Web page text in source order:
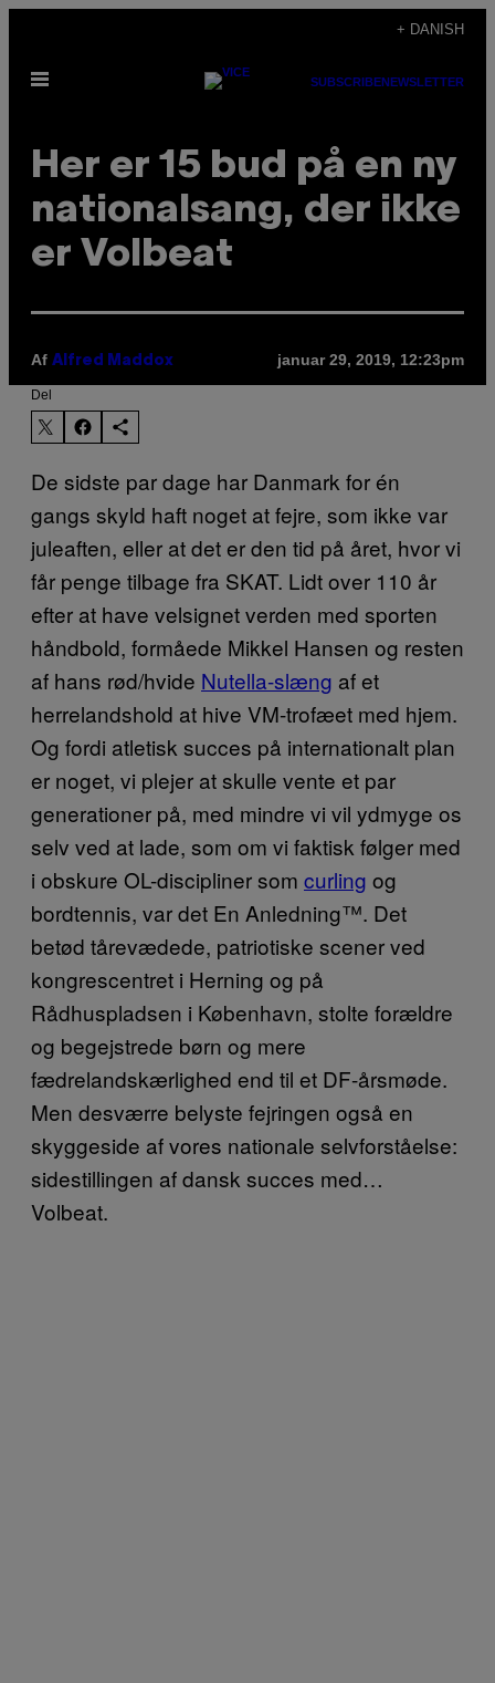
indhold
+ DANISH
Åbn
SUBSCRIBENEWSLETTER
Her er 15 bud på en ny
nationalsang, der ikke
er Volbeat
Af Alfred Maddox januar 29, 2019, 12:23pm
Del
De sidste par dage har Danmark for én
gangs skyld haft noget at fejre, som ikke var
juleaften, eller at det er den tid på året, hvor vi
får penge tilbage fra SKAT. Lidt over 110 år
efter at have velsignet verden med sporten
håndbold, formåede Mikkel Hansen og resten
af hans rød/hvide Nutella-slæng af et
herrelandshold at hive VM-trofæet med hjem.
Og fordi atletisk succes på internationalt plan
er noget, vi plejer at skulle vente et par
generationer på, med mindre vi vil ydmyge os
selv ved at lade, som om vi faktisk følger med
i obskure OL-discipliner som curling og
bordtennis, var det En Anledning™️. Det
betød tårevædede, patriotiske scener ved
kongrescentret i Herning og på
Rådhuspladsen i København, stolte forældre
og begejstrede børn og mere
fædrelandskærlighed end til et DF-årsmøde.
Men desværre belyste fejringen også en
skyggeside af vores nationale selvforståelse:
sidestillingen af dansk succes med…
Volbeat.